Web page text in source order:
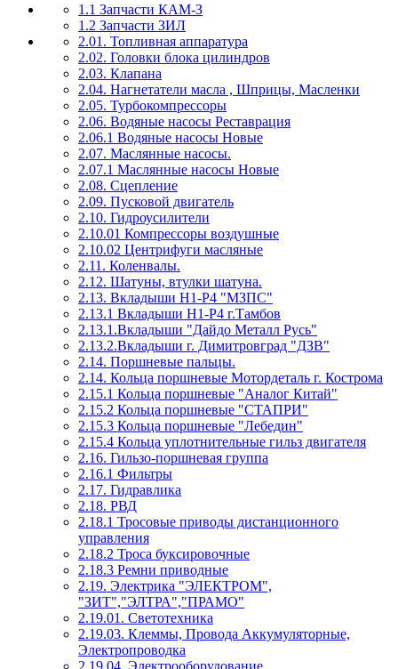
1.1 Запчасти КАМ-З
1.2 Запчасти ЗИЛ
2.01. Топливная аппаратура
2.02. Головки блока цилиндров
2.03. Клапана
2.04. Нагнетатели масла , Шприцы, Масленки
2.05. Турбокомпрессоры
2.06. Водяные насосы Реставрация
2.06.1 Водяные насосы Новые
2.07. Маслянные насосы.
2.07.1 Маслянные насосы Новые
2.08. Сцепление
2.09. Пусковой двигатель
2.10. Гидроусилители
2.10.01 Компрессоры воздушные
2.10.02 Центрифуги масляные
2.11. Коленвалы.
2.12. Шатуны, втулки шатуна.
2.13. Вкладыши Н1-Р4 "МЗПС"
2.13.1 Вкладыши Н1-Р4 г.Тамбов
2.13.1.Вкладыши "Дайдо Металл Русь"
2.13.2.Вкладыши г. Димитровград "ДЗВ"
2.14. Поршневые пальцы.
2.14. Кольца поршневые Мотордеталь г. Кострома
2.15.1 Кольца поршневые "Аналог Китай"
2.15.2 Кольца поршневые "СТАПРИ"
2.15.3 Кольца поршневые "Лебедин"
2.15.4 Кольца уплотнительные гильз двигателя
2.16. Гильзо-поршневая группа
2.16.1 Фильтры
2.17. Гидравлика
2.18. РВД
2.18.1 Тросовые приводы дистанционного
управления
2.18.2 Троса буксировочные
2.18.3 Ремни приводные
2.19. Электрика "ЭЛЕКТРОМ",
"ЗИТ","ЭЛТРА","ПРАМО"
2.19.01. Светотехника
2.19.03. Клеммы, Провода Аккумуляторные,
Электропроводка
2.19.04. Электрооборудование